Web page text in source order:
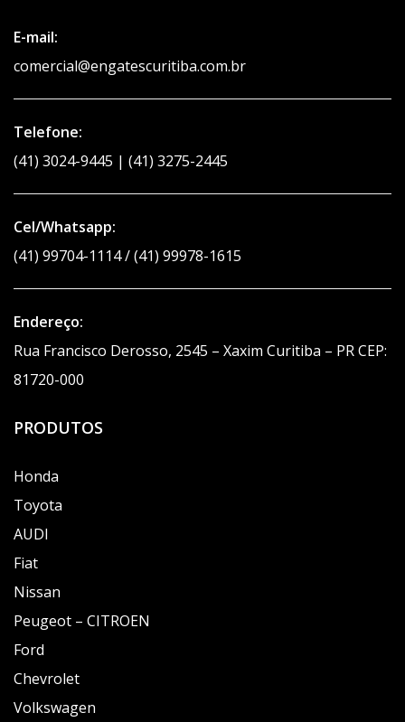
E-mail:
comercial@engatescuritiba.com.br
Telefone:
(41) 3024-9445 | (41) 3275-2445
Cel/Whatsapp:
(41) 99704-1114 / (41) 99978-1615
Endereço:
Rua Francisco Derosso, 2545 – Xaxim Curitiba – PR CEP:
81720-000
PRODUTOS
Honda
Toyota
AUDI
Fiat
Nissan
Peugeot – CITROEN
Ford
Chevrolet
Volkswagen